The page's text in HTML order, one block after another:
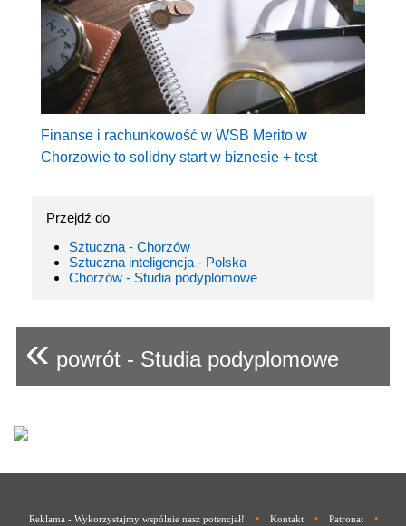
Finanse i rachunkowość w WSB Merito w
Chorzowie to solidny start w biznesie + test
Przejdź do
Sztuczna - Chorzów
Sztuczna inteligencja - Polska
Chorzów - Studia podyplomowe
« powrót - Studia podyplomowe
Reklama - Wykorzystajmy wspólnie nasz potencjał! • Kontakt • Patronat •